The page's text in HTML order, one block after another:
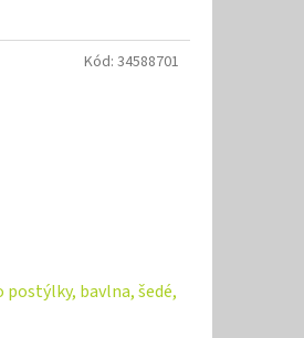
bavlna, šedé,
Kód: 34588701